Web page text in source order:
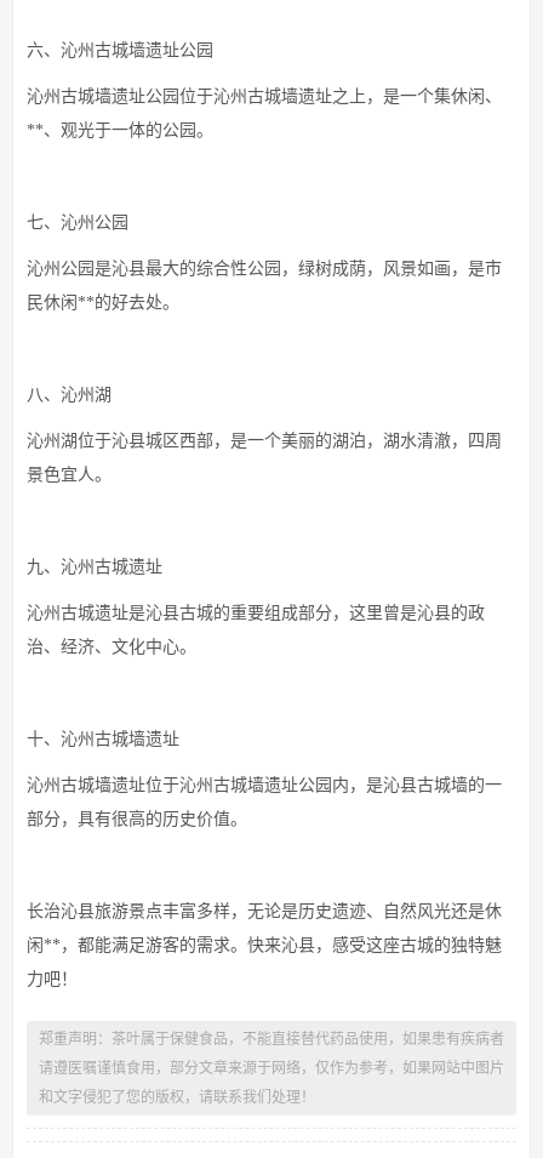
六、沁州古城墙遗址公园
沁州古城墙遗址公园位于沁州古城墙遗址之上，是一个集休闲、
**、观光于一体的公园。
七、沁州公园
沁州公园是沁县最大的综合性公园，绿树成荫，风景如画，是市
民休闲**的好去处。
八、沁州湖
沁州湖位于沁县城区西部，是一个美丽的湖泊，湖水清澈，四周
景色宜人。
九、沁州古城遗址
沁州古城遗址是沁县古城的重要组成部分，这里曾是沁县的政
治、经济、文化中心。
十、沁州古城墙遗址
沁州古城墙遗址位于沁州古城墙遗址公园内，是沁县古城墙的一
部分，具有很高的历史价值。
长治沁县旅游景点丰富多样，无论是历史遗迹、自然风光还是休
闲**，都能满足游客的需求。快来沁县，感受这座古城的独特魅
力吧！
郑重声明：茶叶属于保健食品，不能直接替代药品使用，如果患有疾病者
请遵医嘱谨慎食用，部分文章来源于网络，仅作为参考，如果网站中图片
和文字侵犯了您的版权，请联系我们处理！